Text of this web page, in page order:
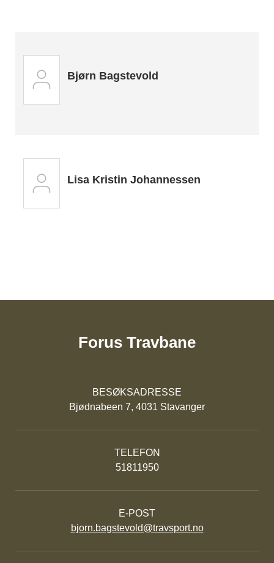
Bjørn Bagstevold
Lisa Kristin Johannessen
Forus Travbane
BESØKSADRESSE
Bjødnabeen 7, 4031 Stavanger
TELEFON
51811950
E-POST
bjorn.bagstevold@travsport.no